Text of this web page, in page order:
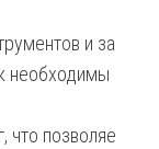
и за
необходимы
что позволяе